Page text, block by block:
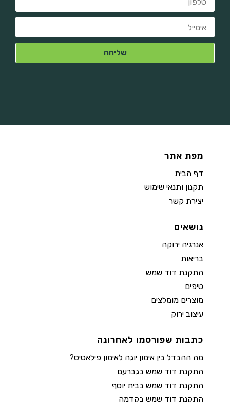
מפת אתר
דף הבית
תקנון ותנאי שימוש
יצירת קשר
נושאים
אנרגיה ירוקה
בריאות
התקנת דוד שמש
טיפים
מוצרים מומלצים
עיצוב ירוק
כתבות שפורסמו לאחרונה
מה ההבדל בין אימון יוגה לאימון פילאטיס?
התקנת דוד שמש בגברעם
התקנת דוד שמש בבית יוסף
התקנת דוד שמש בקדמה